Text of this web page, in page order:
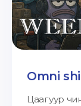
Omni
Цаагуур